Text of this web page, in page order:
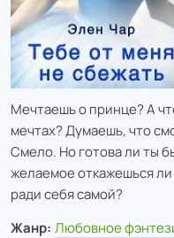
Мечтаешь о принце? А
мечтах? Думаешь, что
Смело. Но готова ли ты
желаемое откажешься
ради себя самой?
Жанр: Любовное